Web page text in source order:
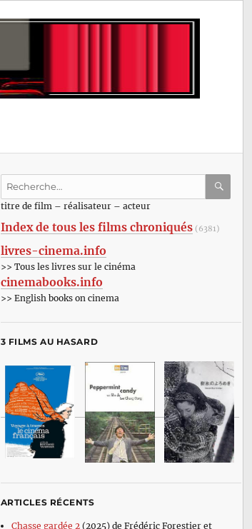
Recherche
:titre de film – réalisateur – acteur
Index de tous les films chroniqués (6381)
livres-cinema.info
>> Tous les livres sur le cinéma
cinemabooks.info
>> English books on cinema
3 FILMS AU HASARD
ARTICLES RÉCENTS
Chasse gardée 2(2025) de Frédéric Forestier et